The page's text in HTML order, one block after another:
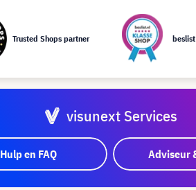
Trusted Shops partner beslist
visunext Services
Hulp en FAQ Adviseur